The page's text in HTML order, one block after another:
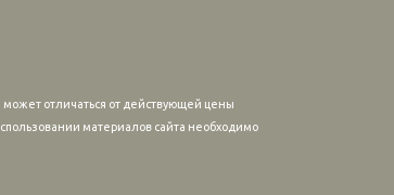
отличаться от действующей цены
материалов сайта необходимо